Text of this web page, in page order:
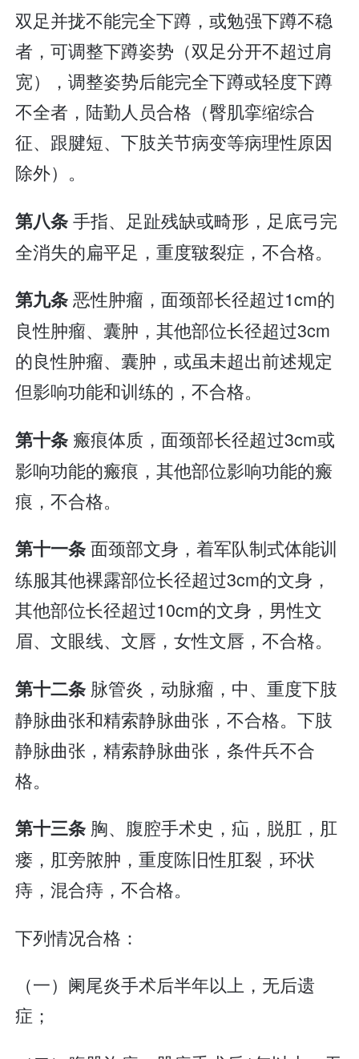
双足并拢不能完全下蹲，或勉强下蹲不稳
者，可调整下蹲姿势（双足分开不超过肩
宽），调整姿势后能完全下蹲或轻度下蹲
不全者，陆勤人员合格（臀肌挛缩综合
征、跟腱短、下肢关节病变等病理性原因
除外）。
第八条手指、足趾残缺或畸形，足底弓完
全消失的扁平足，重度皲裂症，不合格。
第九条恶性肿瘤，面颈部长径超过1cm的
良性肿瘤、囊肿，其他部位长径超过3cm
的良性肿瘤、囊肿，或虽未超出前述规定
但影响功能和训练的，不合格。
第十条 瘢痕体质，面颈部长径超过3cm或
影响功能的瘢痕，其他部位影响功能的瘢
痕，不合格。
第十一条面颈部文身，着军队制式体能训
练服其他裸露部位长径超过3cm的文身，
其他部位长径超过10cm的文身，男性文
眉、文眼线、文唇，女性文唇，不合格。
第十二条 脉管炎，动脉瘤，中、重度下肢
静脉曲张和精索静脉曲张，不合格。下肢
静脉曲张，精索静脉曲张，条件兵不合
格。
第十三条 胸、腹腔手术史，疝，脱肛，肛
瘘，肛旁脓肿，重度陈旧性肛裂，环状
痔，混合痔，不合格。
下列情况合格：
（一）阑尾炎手术后半年以上，无后遗
症；